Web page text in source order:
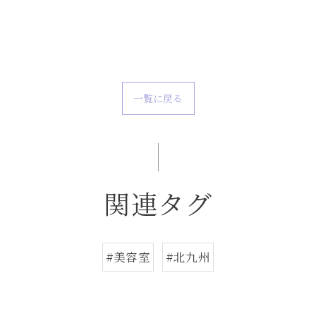
一覧に戻る
関連タグ
#美容室 #北九州